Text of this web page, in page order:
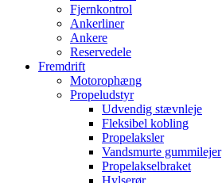
Fjernkontrol
Ankerliner
Ankere
Reservedele
Fremdrift
Motorophæng
Propeludstyr
Udvendig stævnleje
Fleksibel kobling
Propelaksler
Vandsmurte gummilejer
Propelakselbraket
Hylserør